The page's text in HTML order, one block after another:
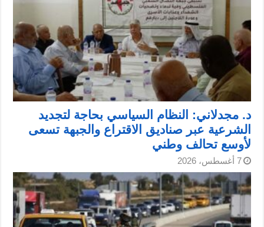
د. مجدلاني: النظام السياسي بحاجة لتجديد
الشرعية عبر صناديق الاقتراع والجبهة تسعى
لأوسع تحالف وطني
7 أغسطس، 2026